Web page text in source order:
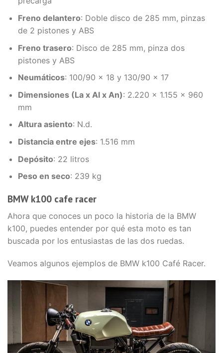
Freno delantero: Doble disco de 285 mm, pinzas
de 2 pistones y ABS
Freno trasero: Disco de 285 mm, pinza dos
pistones y ABS
Neumáticos: 100/90 x 18 y 130/90 x 17
Dimensiones (La x Al x An): 2.220 x 1.155 x 960
mm
Altura asiento: N.d.
Distancia entre ejes: 1.516 mm
Depósito: 22 litros
Peso en seco: 239 kg
BMW k100 cafe racer
Ahora que conoces un poco la historia de la BMW
k100, puedes entender por qué esta moto es tan
buscada por los entusiastas de las dos ruedas.
Veamos algunos ejemplos de BMW k100 Café Racer.